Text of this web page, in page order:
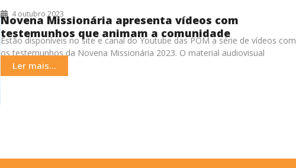
4 outubro 2023
Novena Missionária apresenta vídeos com
testemunhos que animam a comunidade
Estão disponíveis no site e canal do Youtube das POM a série de vídeos com
os testemunhos da Novena Missionária 2023. O material audiovisual
Ler mais...